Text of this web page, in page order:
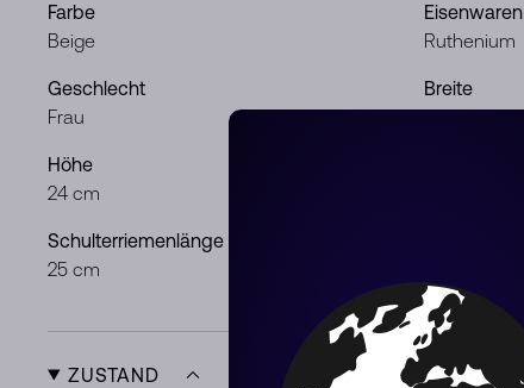
Farbe
Beige
Eisenwaren
Ruthenium
Geschlecht
Frau
Breite
32 cm
Höhe
24 cm
Schulterriemenlänge
25 cm
ZUSTAND